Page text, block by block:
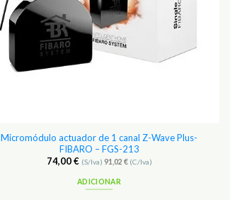
Micromódulo actuador de 1 canal Z-Wave Plus-
FIBARO – FGS-213
74,00€ (S/Iva) 91,02 €(C/Iva)
ADICIONAR